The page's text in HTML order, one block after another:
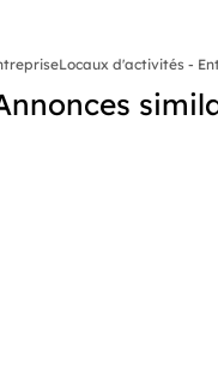
Locaux d'activités -